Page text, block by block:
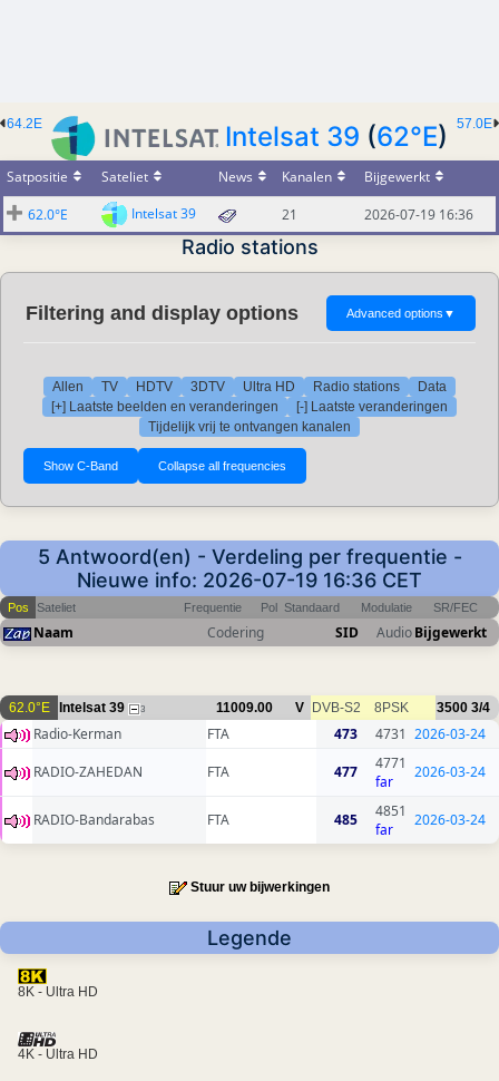
57.0E
64.2E Intelsat 39 (62°E)
Satpositie Sateliet News Kanalen
Bijgewerkt
62.0°E
Intelsat 39 21 2026-07-19 16:36
Radio stations
Filtering and display options Advanced options ▼
Allen TV HDTV 3DTV Ultra HD Radio stations
Data
[+] Laatste beelden en veranderingen
[-] Laatste veranderingen
Tijdelijk vrij te ontvangen kanalen
5 Antwoord(en) - Verdeling per frequentie -
Nieuwe info: 2026-07-19 16:36 CET
Pos Sateliet Frequentie Pol Standaard Modulatie SR/FEC
Naam Codering SID AudioBijgewerkt
62.0°E Intelsat 39 3 11009.00 V DVB-S2 8PSK 3500 3/4
Radio-Kerman FTA 473 4731 2026-03-24
RADIO-ZAHEDAN
FTA 477
4771
far
2026-03-24
RADIO-Bandarabas FTA 485
4851
far
2026-03-24
Stuur uw bijwerkingen
Legende
8K - Ultra HD
4K - Ultra HD